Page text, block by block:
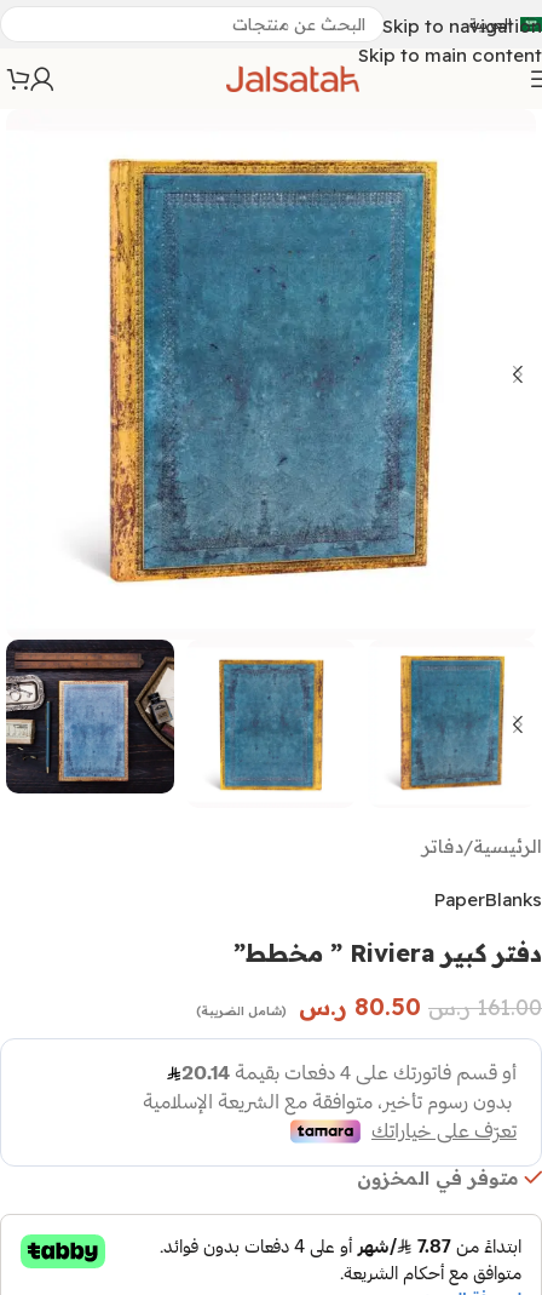
Skip to navigation
Skip to main content
العربية
الرئيسية/دفاتر
PaperBlanks
دفتر كبير Riviera ” مخطط”
161.00 ر.س 80.50 ر.س (شامل الضريبة)
متوفر في المخزون